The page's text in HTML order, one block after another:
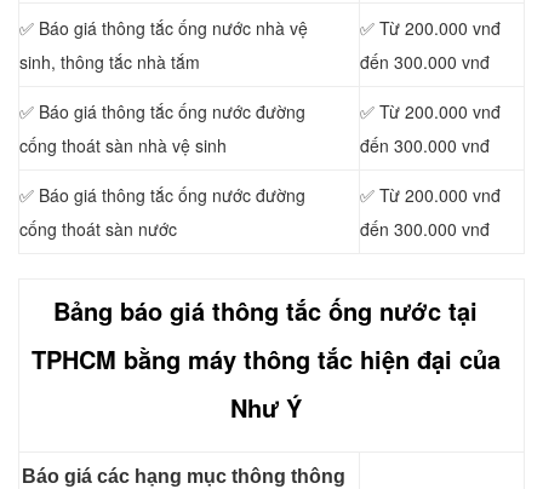
✅ Báo giá thông tắc ống nước nhà vệ
sinh, thông tắc nhà tắm
✅ Từ 200.000 vnđ
đến 300.000 vnđ
✅ Báo giá thông tắc ống nước đường
cống thoát sàn nhà vệ sinh
✅ Từ 200.000 vnđ
đến 300.000 vnđ
✅ Báo giá thông tắc ống nước đường
cống thoát sàn nước
✅ Từ 200.000 vnđ
đến 300.000 vnđ
Bảng báo giá thông tắc ống nước tại
TPHCM bằng máy thông tắc hiện đại của
Như Ý
Báo giá các hạng mục thông thông